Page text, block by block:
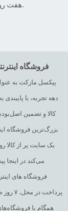
هفت روز هفته ، 8 صبح تا 9 شب پاسخگوی شما هستیم.
فروشگاه
پیکسل مارکت به
کالا و تضمین
بزرگ‌ترین فروشگاه
یک سایت پر از کالا
می‌کند در اینجا
فروشگاه های
همگام با